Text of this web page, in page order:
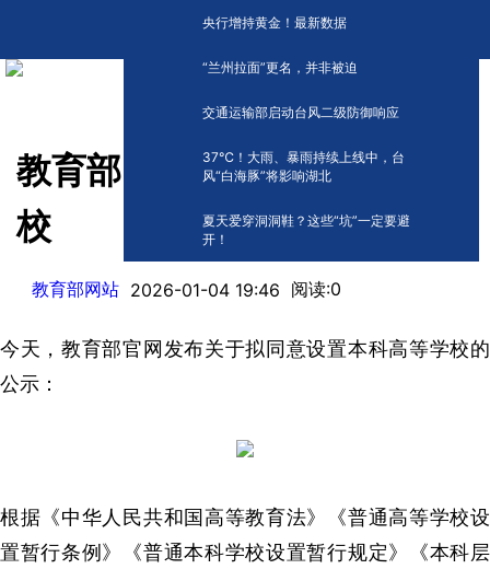
央行增持黄金！最新数据
“兰州拉面”更名，并非被迫
交通运输部启动台风二级防御响应
​37℃！大雨、暴雨持续上线中，台
风“白海豚”将影响湖北
夏天爱穿洞洞鞋？这些“坑”一定要避
开！
教育部：拟设15所本科高等学
校
教育部网站 2026-01-04 19:46 阅读:0
今天，教育部官网发布关于拟同意设置本科高等学校的
公示：
根据《中华人民共和国高等教育法》《普通高等学校设
置暂行条例》《普通本科学校设置暂行规定》《本科层